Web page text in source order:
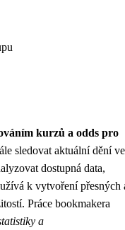
kurzů a odds pro
sledovat aktuální dění ve
dostupná data,
k vytvoření přesných
Práce bookmakera
a